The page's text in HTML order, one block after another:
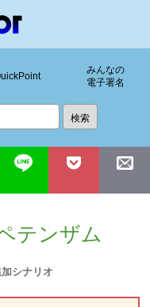
みんなの
電子署名
テンザム
シナリオ